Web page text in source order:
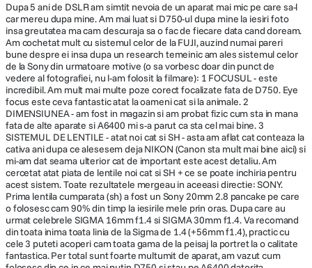
Profitati de diversele functii pentru filme
Inregistrati filme cu incetinitorul (pana la 5x) si rapid (pana la 60x) chiar la
nivelul camerei, fara post-procesare pe PC. Puteti utiliza fotografierea
rapida la 120 cps sau inregistrarea Full HD pentru a crea materiale video
de calitate in post-productie. Inregistrarea prin proxy simplifica editarea si
previzualizarea, iar cu functia Captura foto puteti sa extrageti fotografii din
filme.
Dupa 5 ani de DSLR am simtit nevoia de un aparat mai mic pe care sa-l
car mereu dupa mine. Am mai luat si D750-ul dupa mine la iesiri foto
insa greutatea ma cam descuraja sa o fac de fiecare data cand doream.
Am cochetat mult cu sistemul celor de la FUJI, auzind numai pareri
bune despre ei insa dupa un research temeinic am ales sistemul celor
de la Sony din urmatoare motive (o sa vorbesc doar din punct de
vedere al fotografiei, nu l-am folosit la filmare): 1 FOCUSUL - este
incredibil. Am mult mai multe poze corect focalizate fata de D750. Eye
focus este ceva fantastic atat la oameni cat si la animale. 2
DIMENSIUNEA - am fost in magazin si am probat fizic cum sta in mana
fata de alte aparate si A6400 mi s-a parut ca sta cel mai bine. 3
SISTEMUL DE LENTILE - atat noi cat si SH - asta am aflat cat conteaza la
cativa ani dupa ce alesesem deja NIKON (Canon sta mult mai bine aici) si
mi-am dat seama ulterior cat de important este acest detaliu. Am
cercetat atat piata de lentile noi cat si SH + ce se poate inchiria pentru
acest sistem. Toate rezultatele mergeau in aceeasi directie: SONY.
Prima lentila cumparata (sh) a fost un Sony 20mm 2.8 pancake pe care
o folosesc cam 90% din timp la iesirile mele prin oras. Dupa care au
urmat celebrele SIGMA 16mm f1.4 si SIGMA 30mm f1.4. Va recomand
din toata inima toata linia de la Sigma de 1.4 (+56mm f1.4), practic cu
cele 3 puteti acoperi cam toata gama de la peisaj la portret la o calitate
fantastica. Per total sunt foarte multumit de aparat, am vazut cum